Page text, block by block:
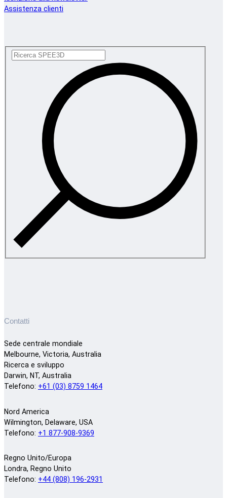
Assistenza clienti
Contatti
Sede centrale mondiale
Melbourne, Victoria, Australia
Ricerca e sviluppo
Darwin, NT, Australia
Telefono: +61 (03) 8759 1464
Nord America
Wilmington, Delaware, USA
Telefono: +1 877-908-9369
Regno Unito/Europa
Londra, Regno Unito
Telefono: +44 (808) 196-2931